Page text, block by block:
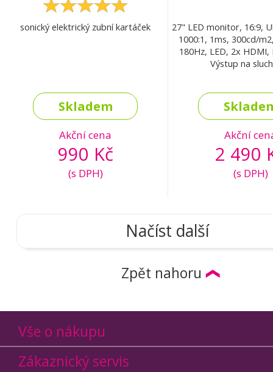
sonický elektrický zubní kartáček
Skladem
Akční cena
990 Kč
(s DPH)
27" LED monitor, 16:9,
1000:1, 1ms, 300cd/
180Hz, LED, 2x
Výstup na
Akční
2 490
(s DPH)
Načíst další
Zpět nahoru
Vše o nákupu
Zákaznický servis